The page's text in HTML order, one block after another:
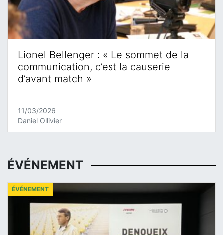
Lionel Bellenger : « Le sommet de la
communication, c’est la causerie
d’avant match »
11/03/2026
Daniel Ollivier
ÉVÉNEMENT
ÉVÉNEMENT